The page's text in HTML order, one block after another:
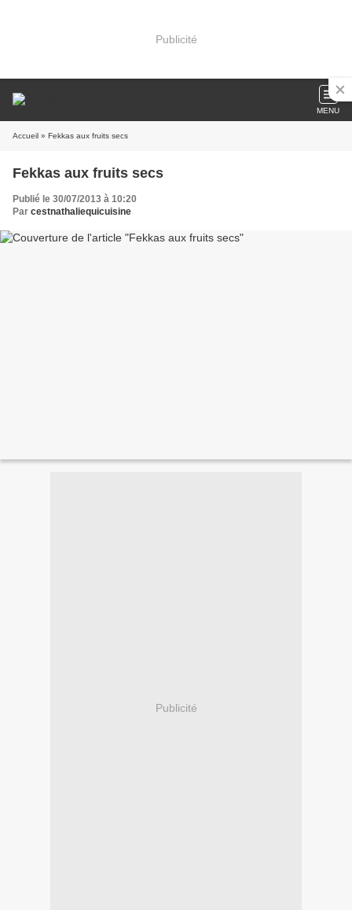
Publicité
MENU
Accueil » Fekkas aux fruits secs
Fekkas aux fruits secs
Publié le 30/07/2013 à 10:20
Par cestnathaliequicuisine
Publicité